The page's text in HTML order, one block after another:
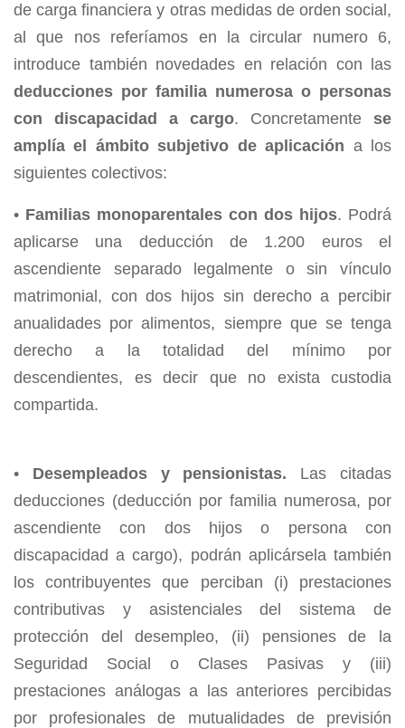
de carga financiera y otras medidas de orden social,
al que nos referíamos en la circular numero 6,
introduce también novedades en relación con las
deducciones por familia numerosa o personas
con discapacidad a cargo. Concretamente se
amplía el ámbito subjetivo de aplicación a los
siguientes colectivos:
• Familias monoparentales con dos hijos. Podrá
aplicarse una deducción de 1.200 euros el
ascendiente separado legalmente o sin vínculo
matrimonial, con dos hijos sin derecho a percibir
anualidades por alimentos, siempre que se tenga
derecho a la totalidad del mínimo por
descendientes, es decir que no exista custodia
compartida.
• Desempleados y pensionistas. Las citadas
deducciones (deducción por familia numerosa, por
ascendiente con dos hijos o persona con
discapacidad a cargo), podrán aplicársela también
los contribuyentes que perciban (i) prestaciones
contributivas y asistenciales del sistema de
protección del desempleo, (ii) pensiones de la
Seguridad Social o Clases Pasivas y (iii)
prestaciones análogas a las anteriores percibidas
por profesionales de mutualidades de previsión